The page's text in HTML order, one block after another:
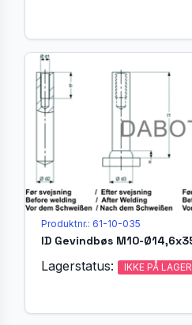
Produktnr.: 61-10-035
Lagerstatus: IKKE PÅ LAGER